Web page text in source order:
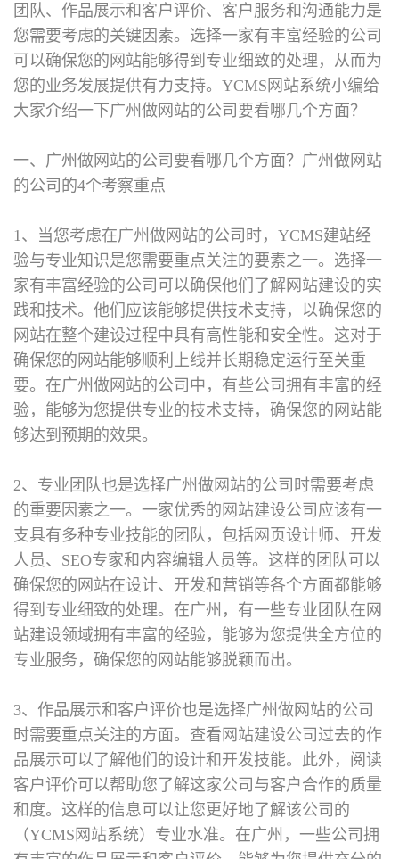
团队、作品展示和客户评价、客户服务和沟通能力是
您需要考虑的关键因素。选择一家有丰富经验的公司
可以确保您的网站能够得到专业细致的处理，从而为
您的业务发展提供有力支持。YCMS网站系统小编给
大家介绍一下广州做网站的公司要看哪几个方面？
一、广州做网站的公司要看哪几个方面？ 广州做网站
的公司的4个考察重点
1、当您考虑在广州做网站的公司时，YCMS建站经
验与专业知识是您需要重点关注的要素之一。选择一
家有丰富经验的公司可以确保他们了解网站建设的实
践和技术。他们应该能够提供技术支持，以确保您的
网站在整个建设过程中具有高性能和安全性。这对于
确保您的网站能够顺利上线并长期稳定运行至关重
要。在广州做网站的公司中，有些公司拥有丰富的经
验，能够为您提供专业的技术支持，确保您的网站能
够达到预期的效果。
2、专业团队也是选择广州做网站的公司时需要考虑
的重要因素之一。一家优秀的网站建设公司应该有一
支具有多种专业技能的团队，包括网页设计师、开发
人员、SEO专家和内容编辑人员等。这样的团队可以
确保您的网站在设计、开发和营销等各个方面都能够
得到专业细致的处理。在广州，有一些专业团队在网
站建设领域拥有丰富的经验，能够为您提供全方位的
专业服务，确保您的网站能够脱颖而出。
3、作品展示和客户评价也是选择广州做网站的公司
时需要重点关注的方面。查看网站建设公司过去的作
品展示可以了解他们的设计和开发技能。此外，阅读
客户评价可以帮助您了解这家公司与客户合作的质量
和度。这样的信息可以让您更好地了解该公司的
（YCMS网站系统）专业水准。在广州，一些公司拥